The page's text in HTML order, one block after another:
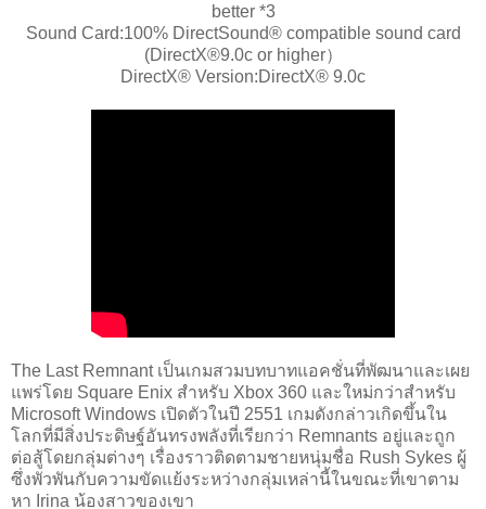
better *3
Sound Card:100% DirectSound® compatible sound card
(DirectX®9.0c or higher）
DirectX® Version:DirectX® 9.0c
The Last Remnant เป็นเกมสวมบทบาทแอคชั่นที่พัฒนาและเผย
แพร่โดย Square Enix สำหรับ Xbox 360 และใหม่กว่าสำหรับ
Microsoft Windows เปิดตัวในปี 2551 เกมดังกล่าวเกิดขึ้นใน
โลกที่มีสิ่งประดิษฐ์อันทรงพลังที่เรียกว่า Remnants อยู่และถูก
ต่อสู้โดยกลุ่มต่างๆ เรื่องราวติดตามชายหนุ่มชื่อ Rush Sykes ผู้
ซึ่งพัวพันกับความขัดแย้งระหว่างกลุ่มเหล่านี้ในขณะที่เขาตาม
หา Irina น้องสาวของเขา